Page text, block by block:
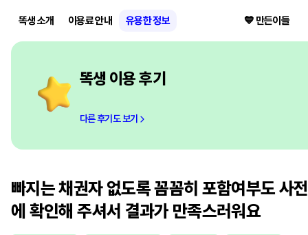
똑생 소개 이용료 안내 유용한 정보 💙 만든이들
똑생 이용 후기
다른 후기도 보기
빠지는 채권자 없도록 꼼꼼히 포함여부도 사전
에 확인해 주셔서 결과가 만족스러워요